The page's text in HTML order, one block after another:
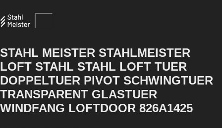
STAHL MEISTER STAHLMEISTER
LOFT STAHL STAHL LOFT TUER
DOPPELTUER PIVOT SCHWINGTUER
TRANSPARENT GLASTUER
WINDFANG LOFTDOOR 826A1425